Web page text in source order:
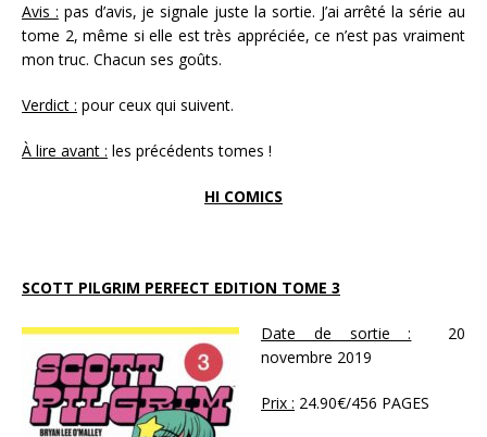
Avis : pas d’avis, je signale juste la sortie. J’ai arrêté la série au
tome 2, même si elle est très appréciée, ce n’est pas vraiment
mon truc. Chacun ses goûts.
Verdict : pour ceux qui suivent.
À lire avant : les précédents tomes !
HI COMICS
SCOTT PILGRIM PERFECT EDITION TOME 3
Date de sortie : 20
novembre 2019
Prix : 24.90€/456 PAGES